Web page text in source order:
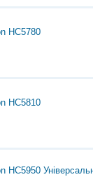
HC5780
HC5810
HC5950